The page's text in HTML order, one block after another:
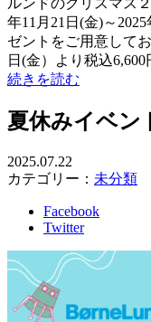
年11月21日(金)～
ゼントをご用意して
日(金）より税込
続きを読む
夏休みイベン
2025.07.22
カテゴリー： 未分類
Facebook
Twitter